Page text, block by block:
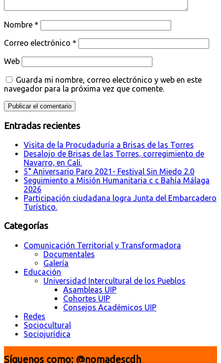
Nombre *
Correo electrónico *
Web
Guarda mi nombre, correo electrónico y web en este
navegador para la próxima vez que comente.
Entradas recientes
Visita de la Procudaduría a Brisas de las Torres
Desalojo de Brisas de las Torres, corregimiento de
Navarro, en Cali.
5° Aniversario Paro 2021- Festival Sin Miedo 2.0
Seguimiento a Misión Humanitaria c c Bahía Málaga
2026
Participación ciudadana logra Junta del Embarcadero
Turístico.
Categorías
Comunicación Territorial y Transformadora
Documentales
Galería
Educación
Universidad Intercultural de los Pueblos
Asambleas UIP
Cohortes UIP
Consejos Académicos UIP
Redes
Sociocultural
Sociojurídica
Síguenos como: @nomadescdh